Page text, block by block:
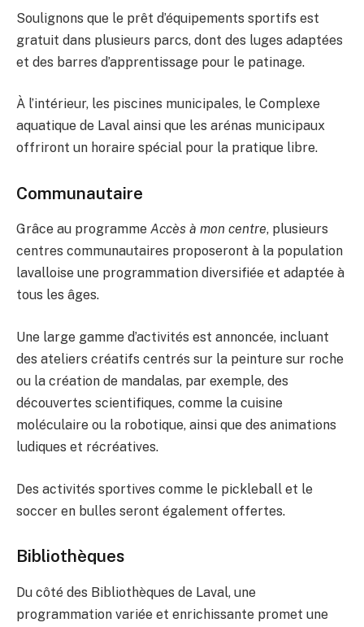
Soulignons que le prêt d’équipements sportifs est
gratuit dans plusieurs parcs, dont des luges adaptées
et des barres d’apprentissage pour le patinage.
À l’intérieur, les piscines municipales, le Complexe
aquatique de Laval ainsi que les arénas municipaux
offriront un horaire spécial pour la pratique libre.
Communautaire
Grâce au programme Accès à mon centre, plusieurs
centres communautaires proposeront à la population
lavalloise une programmation diversifiée et adaptée à
tous les âges.
Une large gamme d’activités est annoncée, incluant
des ateliers créatifs centrés sur la peinture sur roche
ou la création de mandalas, par exemple, des
découvertes scientifiques, comme la cuisine
moléculaire ou la robotique, ainsi que des animations
ludiques et récréatives.
Des activités sportives comme le pickleball et le
soccer en bulles seront également offertes.
Bibliothèques
Du côté des Bibliothèques de Laval, une
programmation variée et enrichissante promet une